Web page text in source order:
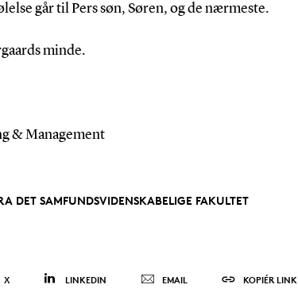
går til Pers søn, Søren, og de nærmeste.
minde.
& Management
DET SAMFUNDSVIDENSKABELIGE FAKULTET
X LINKEDIN EMAIL KOPIÉR LINK